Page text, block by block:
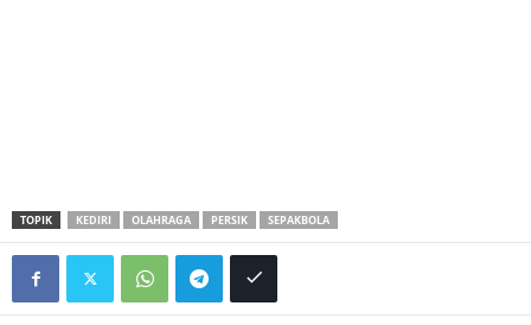
TOPIK KEDIRI OLAHRAGA PERSIK SEPAKBOLA